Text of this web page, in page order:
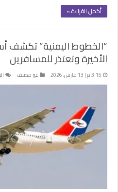
أكمل القراءة »
“الخطوط اليمنية” تكشف
الأخيرة وتعتذر للمسافرين
3:15 م | 13 مارس، 2026 غير مصنف